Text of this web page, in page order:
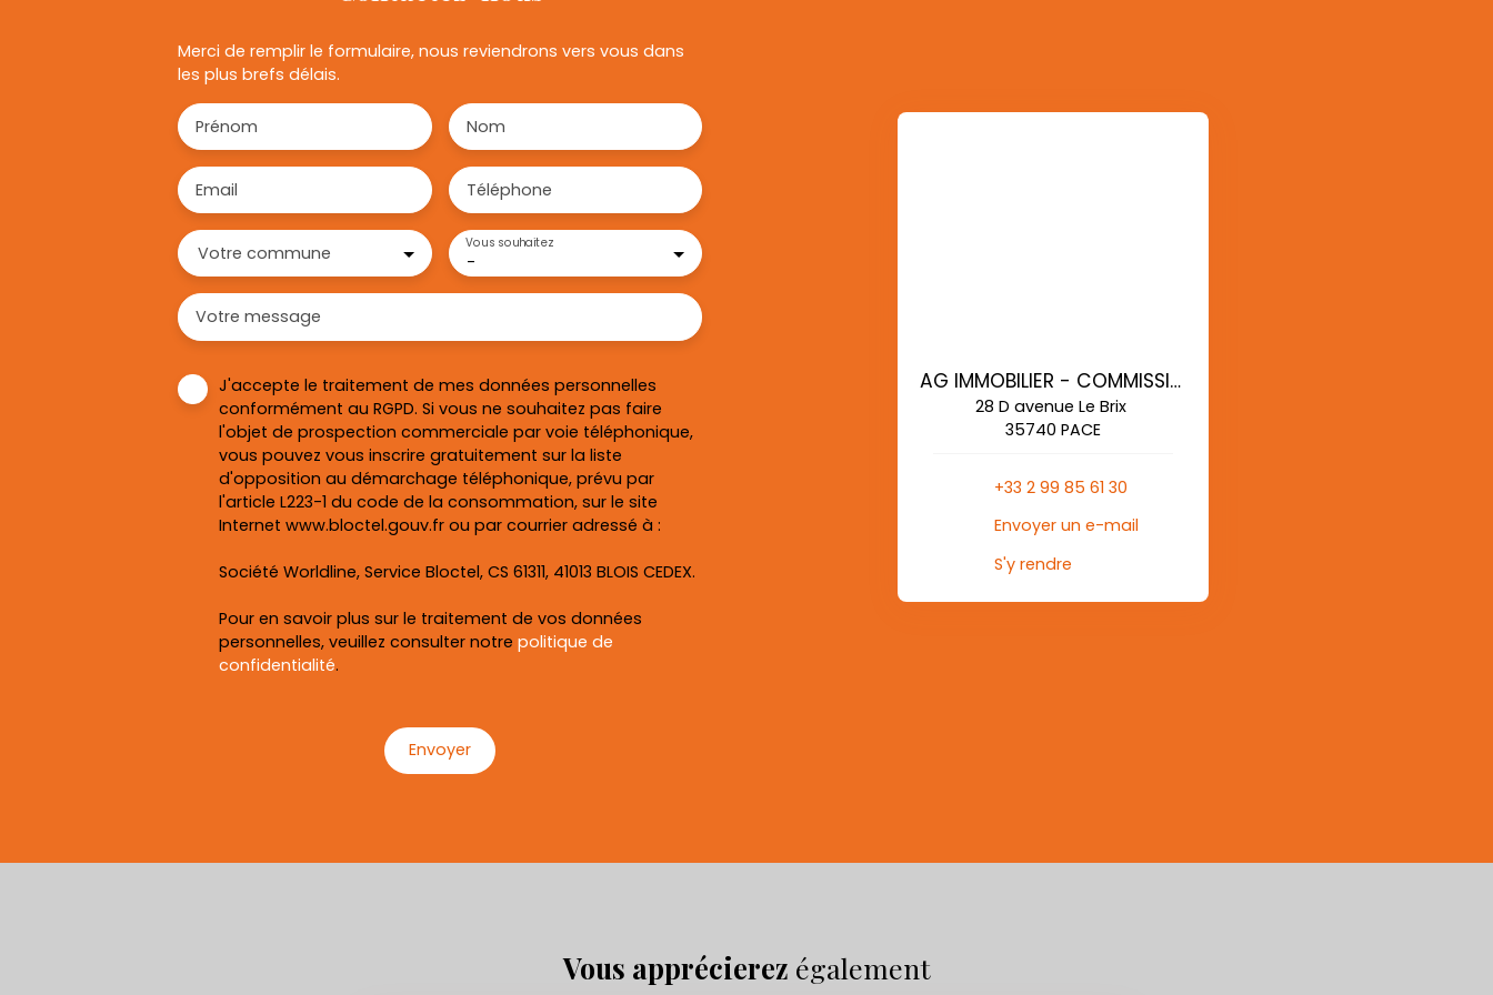
Merci de remplir le formulaire, nous reviendrons vers vous dans
les plus brefs délais.
Prénom Nom
Email Téléphone
Votre commune -
Vous souhaitez
Votre message
J'accepte le traitement de mes données personnelles
conformément au RGPD. Si vous ne souhaitez pas faire
l'objet de prospection commerciale par voie téléphonique,
vous pouvez vous inscrire gratuitement sur la liste
d'opposition au démarchage téléphonique, prévu par
l'article L223-1 du code de la consommation, sur le site
Internet www.bloctel.gouv.fr ou par courrier adressé à :
Société Worldline, Service Bloctel, CS 61311, 41013 BLOIS CEDEX.
Pour en savoir plus sur le traitement de vos données
personnelles, veuillez consulter notre politique de
confidentialité.
Envoyer
AG IMMOBILIER - COMMISSIONS REDUITES
28 D avenue Le Brix
35740 PACE
+33 2 99 85 61 30
Envoyer un e-mail
S'y rendre
Vous apprécierez également